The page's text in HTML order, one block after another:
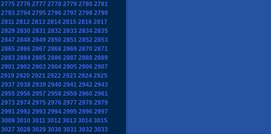
2775 2776 2777 2778 2779 2780 2781
2793 2794 2795 2796 2797 2798 2799
2811 2812 2813 2814 2815 2816 2817
2829 2830 2831 2832 2833 2834 2835
2847 2848 2849 2850 2851 2852 2853
2865 2866 2867 2868 2869 2870 2871
2883 2884 2885 2886 2887 2888 2889
2901 2902 2903 2904 2905 2906 2907
2919 2920 2921 2922 2923 2924 2925
2937 2938 2939 2940 2941 2942 2943
2955 2956 2957 2958 2959 2960 2961
2973 2974 2975 2976 2977 2978 2979
2991 2992 2993 2994 2995 2996 2997
3009 3010 3011 3012 3013 3014 3015
3027 3028 3029 3030 3031 3032 3033